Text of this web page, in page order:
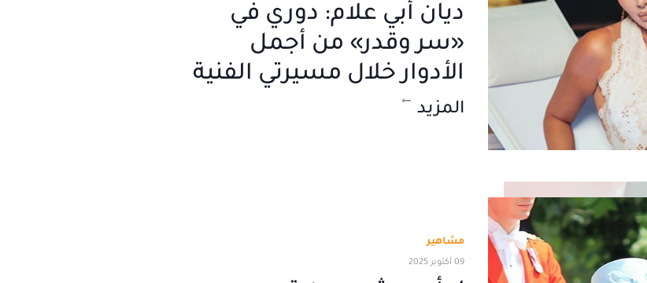
ديان أبي علام: دوري في
«سر وقدر» من أجمل
الأدوار خلال مسيرتي الفنية
المزيد
مشاهير
09 أكتوبر 2025